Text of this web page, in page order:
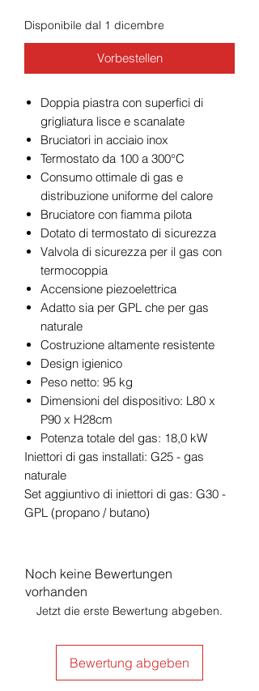
Disponibile dal 1 dicembre
Vorbestellen
Doppia piastra con superfici di
grigliatura lisce e scanalate
Bruciatori in acciaio inox
Termostato da 100 a 300°C
Consumo ottimale di gas e
distribuzione uniforme del calore
Bruciatore con fiamma pilota
Dotato di termostato di sicurezza
Valvola di sicurezza per il gas con
termocoppia
Accensione piezoelettrica
Adatto sia per GPL che per gas
naturale
Costruzione altamente resistente
Design igienico
Peso netto: 95 kg
Dimensioni del dispositivo: L80 x
P90 x H28cm
Potenza totale del gas: 18,0 kW
Iniettori di gas installati: G25 - gas
naturale
Set aggiuntivo di iniettori di gas: G30 -
GPL (propano / butano)
Noch keine Bewertungen
vorhanden
Jetzt die erste Bewertung abgeben.
Bewertung abgeben